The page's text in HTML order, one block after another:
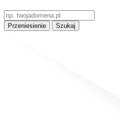
Przeniesienie Szukaj